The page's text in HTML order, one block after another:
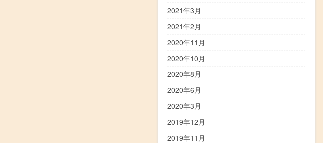
2021年3月
2021年2月
2020年11月
2020年10月
2020年8月
2020年6月
2020年3月
2019年12月
2019年11月